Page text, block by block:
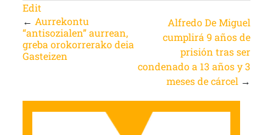
Edit
← Aurrekontu
“antisozialen” aurrean,
greba orokorrerako deia
Gasteizen
Alfredo De Miguel
cumplirá 9 años de
prisión tras ser
condenado a 13 años y 3
meses de cárcel →